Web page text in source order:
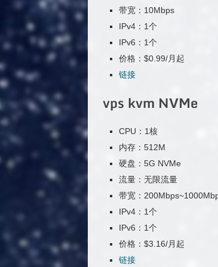
带宽：10Mbps
IPv4：1个
IPv6：1个
价格：$0.99/月起
链接
vps kvm NVMe
CPU：1核
内存：512M
硬盘：5G NVMe
流量：无限流量
带宽：
IPv4：1个
IPv6：1个
价格：$3.16/月起
链接